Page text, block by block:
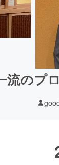
流のプ